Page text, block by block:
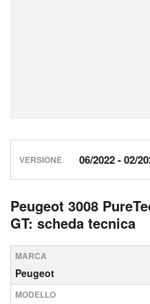
VERSIONE
Peugeot 3008
GT: scheda tecnica
MARCA
Peugeot
MODELLO